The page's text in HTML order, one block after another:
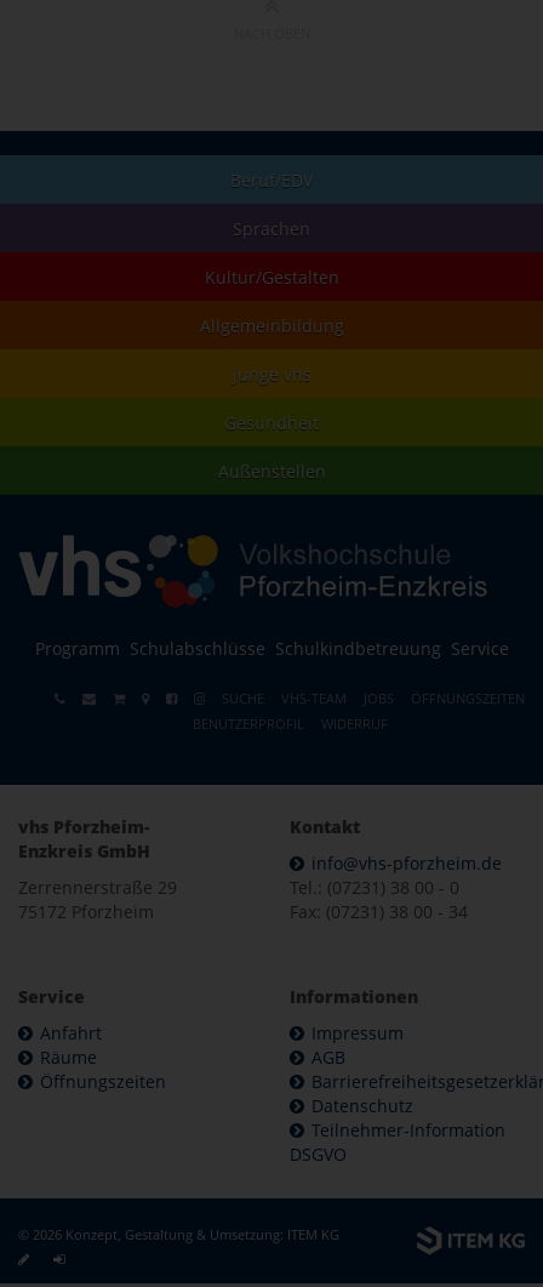
Beruf/EDV
Sprachen
Kultur/Gestalten
Allgemeinbildung
junge vhs
Gesundheit
Außenstellen
Programm Schulabschlüsse Schulkindbetreuung Service
SUCHE VHS-TEAM JOBS
ÖFFNUNGSZEITEN
BENUTZERPROFIL
WIDERRUF
vhs Pforzheim-
Enzkreis GmbH
Zerrennerstraße 29
75172 Pforzheim
Kontakt
info@vhs-pforzheim.de
Tel.: (07231) 38 00 - 0
Fax: (07231) 38 00 - 34
Service
Anfahrt
Räume
Öffnungszeiten
Informationen
Impressum
AGB
Datenschutz
Teilnehmer-Information
DSGVO
© 2026 Konzept, Gestaltung & Umsetzung: ITEM KG